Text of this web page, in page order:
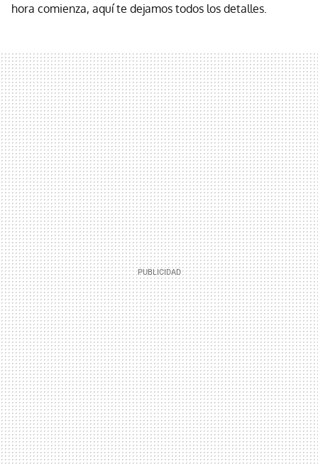
hora comienza, aquí te dejamos todos los detalles.